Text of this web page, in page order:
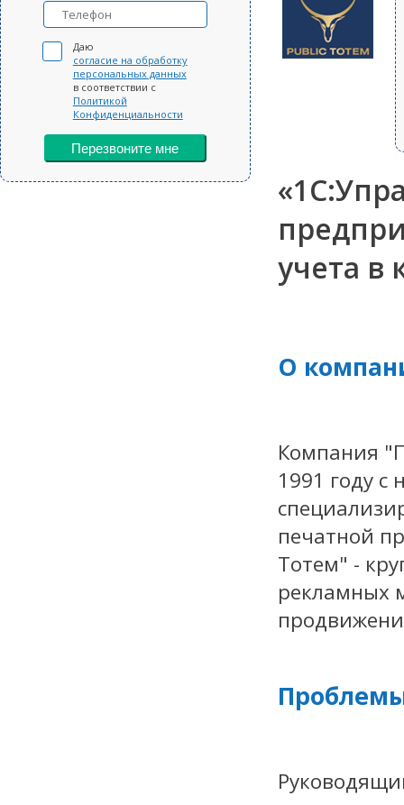
Даю
согласие на обработку
персональных данных
в соответствии с
Политикой
Конфиденциальности
Перезвоните мне
учета в
О
Компания
1991 году
печатной
Тотем" -
рекламных